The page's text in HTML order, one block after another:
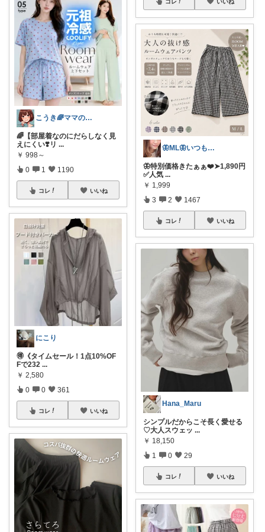
こうき🌈ママの着痩せ服&快適な暮らし
🌈【部屋着なのにだらしなく見
えにくい❣️リ ...
￥ 998～
0 1 1190
コレ いいね
にこり
🉐《タイムセール！1点10%OF
Fで232 ...
￥ 2,580
0 0 361
コレ いいね
🦋ML🦋いつもありがとう💓
🦋特別価格きたぁぁ❤️➤1,890円
✅人気 ...
￥ 1,999
3 2 1467
コレ いいね
Hana_Maru
シンプルだからこそ長く愛せる
♡大人スウェッ ...
￥ 18,150
1 0 29
コレ いいね